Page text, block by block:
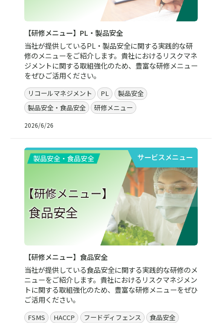
【研修メニュー】PL・製品安全
当社が提供しているPL・製品安全に関する実践的な研
修のメニューをご紹介します。貴社におけるリスクマネ
ジメントに関する取組強化のため、豊富な研修メニュー
をぜひご活用ください。
リコールマネジメント PL
製品安全
製品安全・食品安全
研修メニュー
2026/6/26
サービスメニュー
【研修メニュー】食品安全
当社が提供している食品安全に関する実践的な研修のメ
ニューをご紹介します。貴社におけるリスクマネジメン
トに関する取組強化のため、豊富な研修メニューをぜひ
ご活用ください。
FSMS HACCP フードディフェンス
食品安全